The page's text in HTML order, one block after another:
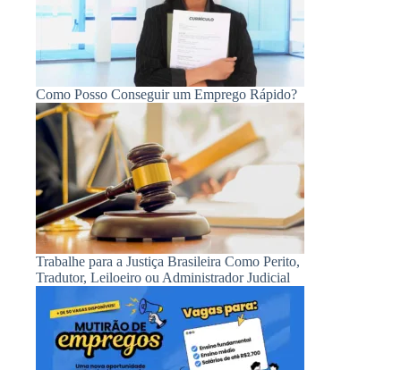
Como Posso Conseguir um Emprego Rápido?
Trabalhe para a Justiça Brasileira Como Perito,
Tradutor, Leiloeiro ou Administrador Judicial